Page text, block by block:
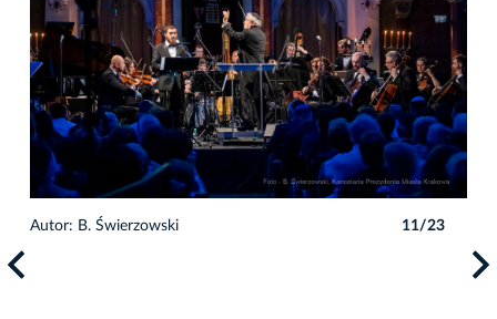
Autor: B. Świerzowski 11/23